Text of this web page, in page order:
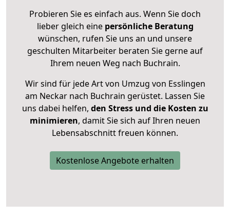
Probieren Sie es einfach aus. Wenn Sie doch
lieber gleich eine persönliche Beratung
wünschen, rufen Sie uns an und unsere
geschulten Mitarbeiter beraten Sie gerne auf
Ihrem neuen Weg nach Buchrain.
Wir sind für jede Art von Umzug von Esslingen
am Neckar nach Buchrain gerüstet. Lassen Sie
uns dabei helfen, den Stress und die Kosten zu
minimieren, damit Sie sich auf Ihren neuen
Lebensabschnitt freuen können.
Kostenlose Angebote erhalten